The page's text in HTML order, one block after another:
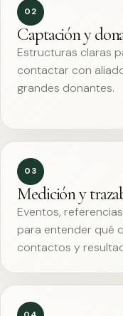
02
Captación y
Estructuras claras
contactar con
grandes donantes.
03
Medición y
Eventos,
para entender qué
contactos y